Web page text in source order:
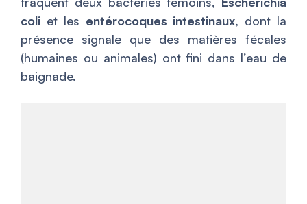
coli et les entérocoques intestinaux, dont la
présence signale que des matières fécales
(humaines ou animales) ont fini dans l’eau de
baignade.